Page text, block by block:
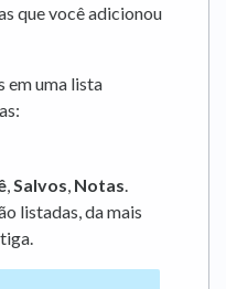
que você adicionou
em uma lista
,Salvos, Notas.
listadas, da mais